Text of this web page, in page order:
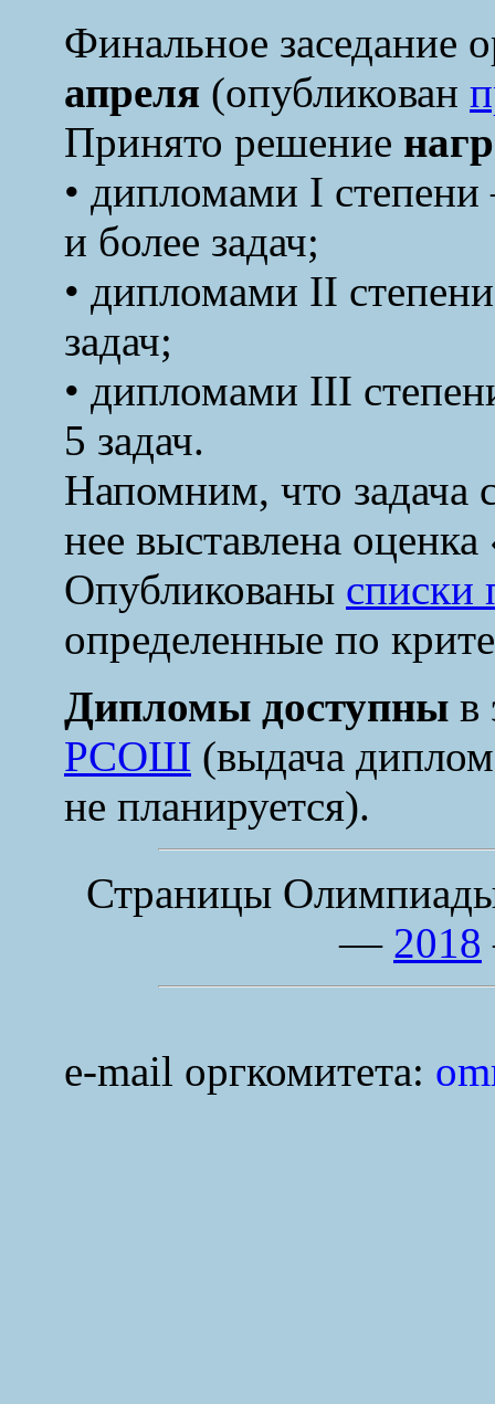
Финальное заседание
апреля (опубликован
Принято решение
• дипломами I
и более задач;
• дипломами II
задач;
• дипломами III
5 задач.
Напомним, что задача
нее выставлена
Опубликованы списки
определенные по
Дипломы доступны в
РСОШ (выдача
не планируется).
Страницы
— 2018
e-mail оргкомитета: